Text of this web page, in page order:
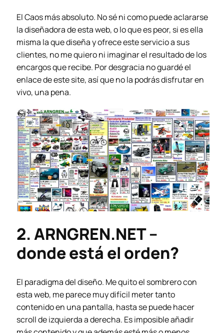
El Caos más absoluto. No sé ni como puede aclararse
la diseñadora de esta web, o lo que es peor, si es ella
misma la que diseña y ofrece este servicio a sus
clientes, no me quiero ni imaginar el resultado de los
encargos que recibe. Por desgracia no guardé el
enlace de este site, así que no la podrás disfrutar en
vivo, una pena.
2. ARNGREN.NET –
donde está el orden?
El paradigma del diseño. Me quito el sombrero con
esta web, me parece muy difícil meter tanto
contenido en una pantalla, hasta se puede hacer
scroll de izquierda a derecha. Es imposible añadir